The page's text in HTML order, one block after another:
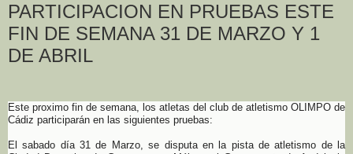
PARTICIPACION EN PRUEBAS ESTE
FIN DE SEMANA 31 DE MARZO Y 1
DE ABRIL
Este proximo fin de semana, los atletas del club de atletismo OLIMPO de
Cádiz participarán en las siguientes pruebas:
El sabado día 31 de Marzo, se disputa en la pista de atletismo de la